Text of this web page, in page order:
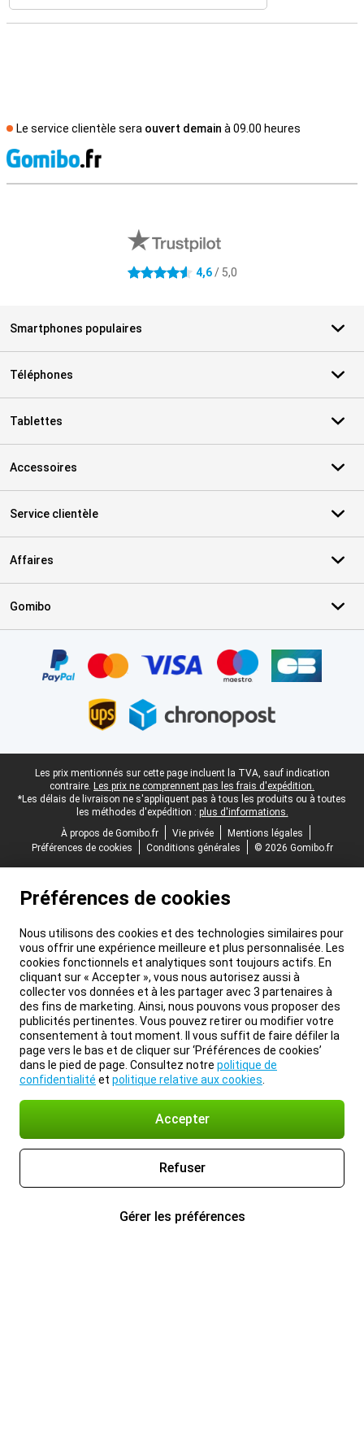
Le service clientèle sera ouvert demain à 09.00 heures
4.6 étoiles 4,6/ 5,0
Smartphones populaires
Téléphones
Tablettes
Accessoires
Service clientèle
Affaires
Gomibo
Pied-de-page légal
Les prix mentionnés sur cette page incluent la TVA, sauf indication
contraire. Les prix ne comprennent pas les frais d'expédition.
*Les délais de livraison ne s'appliquent pas à tous les produits ou à toutes
les méthodes d'expédition : plus d'informations.
À propos de Gomibo.fr
Vie privée
Mentions légales
Préférences de cookies
Conditions générales © 2026 Gomibo.fr
Préférences de cookies
Nous utilisons des cookies et des technologies similaires pour
vous offrir une expérience meilleure et plus personnalisée. Les
cookies fonctionnels et analytiques sont toujours actifs. En
cliquant sur « Accepter », vous nous autorisez aussi à
collecter vos données et à les partager avec 3 partenaires à
des fins de marketing. Ainsi, nous pouvons vous proposer des
publicités pertinentes. Vous pouvez retirer ou modifier votre
consentement à tout moment. Il vous suffit de faire défiler la
page vers le bas et de cliquer sur ‘Préférences de cookies’
dans le pied de page. Consultez notre politique de
confidentialité et politique relative aux cookies
Accepter
Refuser
Gérer les préférences